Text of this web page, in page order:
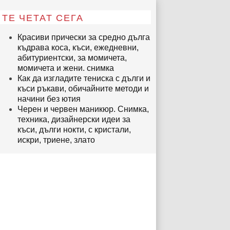
ТЕ ЧЕТАТ СЕГА
Красиви прически за средно дълга
къдрава коса, къси, ежедневни,
абитуриентски, за момичета,
момичета и жени. снимка
Как да изгладите тениска с дълги и
къси ръкави, обичайните методи и
начини без ютия
Черен и червен маникюр. Снимка,
техника, дизайнерски идеи за
къси, дълги нокти, с кристали,
искри, триене, злато